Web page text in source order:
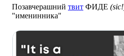
Позавчерашний твит ФИДЕ
"именинника"